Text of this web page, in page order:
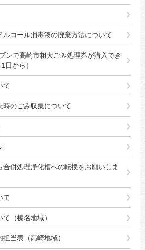
ルコール消毒液の廃棄方法について
ンで高崎市粗大ごみ処理券が購入でき
日から）
て
時のごみ収集について
合併処理浄化槽への転換をお願いしま
て
（榛名地域）
当表（高崎地域）